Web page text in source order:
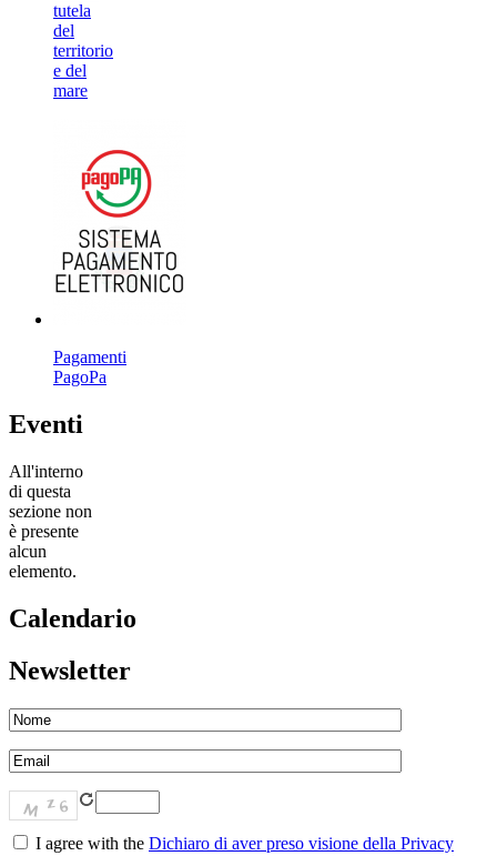
tutela
del
territorio
e del
mare
Pagamenti
PagoPa
Eventi
All'interno
di questa
sezione non
è presente
alcun
elemento.
Calendario
Newsletter
I agree with the Dichiaro di aver preso visione della Privacy